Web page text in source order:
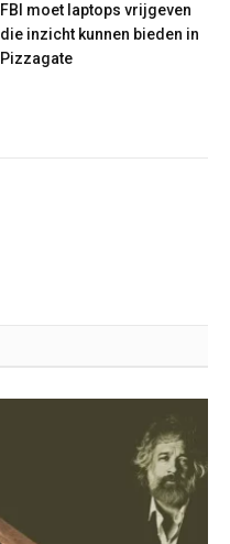
FBI moet laptops vrijgeven
die inzicht kunnen bieden in
Pizzagate